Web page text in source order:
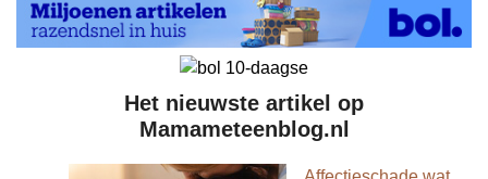
Het nieuwste artikel op
Mamameteenblog.nl